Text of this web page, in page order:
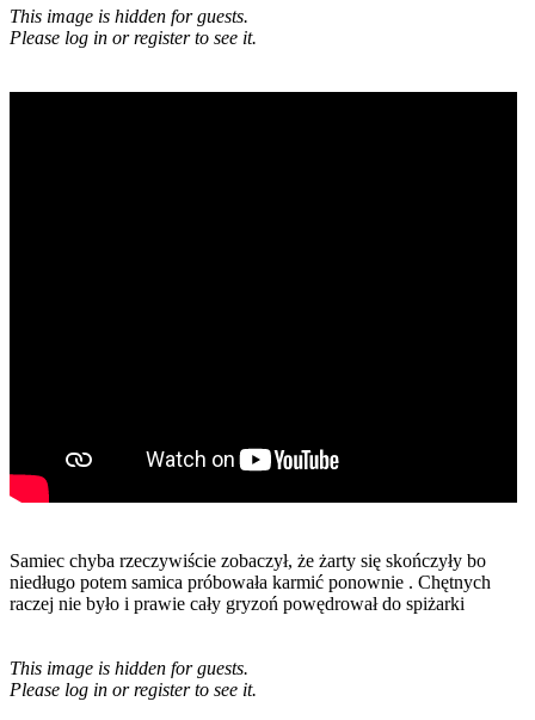
This image is hidden for guests.
Please log in or register to see it.
Samiec chyba rzeczywiście zobaczył, że żarty się skończyły bo
niedługo potem samica próbowała karmić ponownie . Chętnych
raczej nie było i prawie cały gryzoń powędrował do spiżarki
This image is hidden for guests.
Please log in or register to see it.